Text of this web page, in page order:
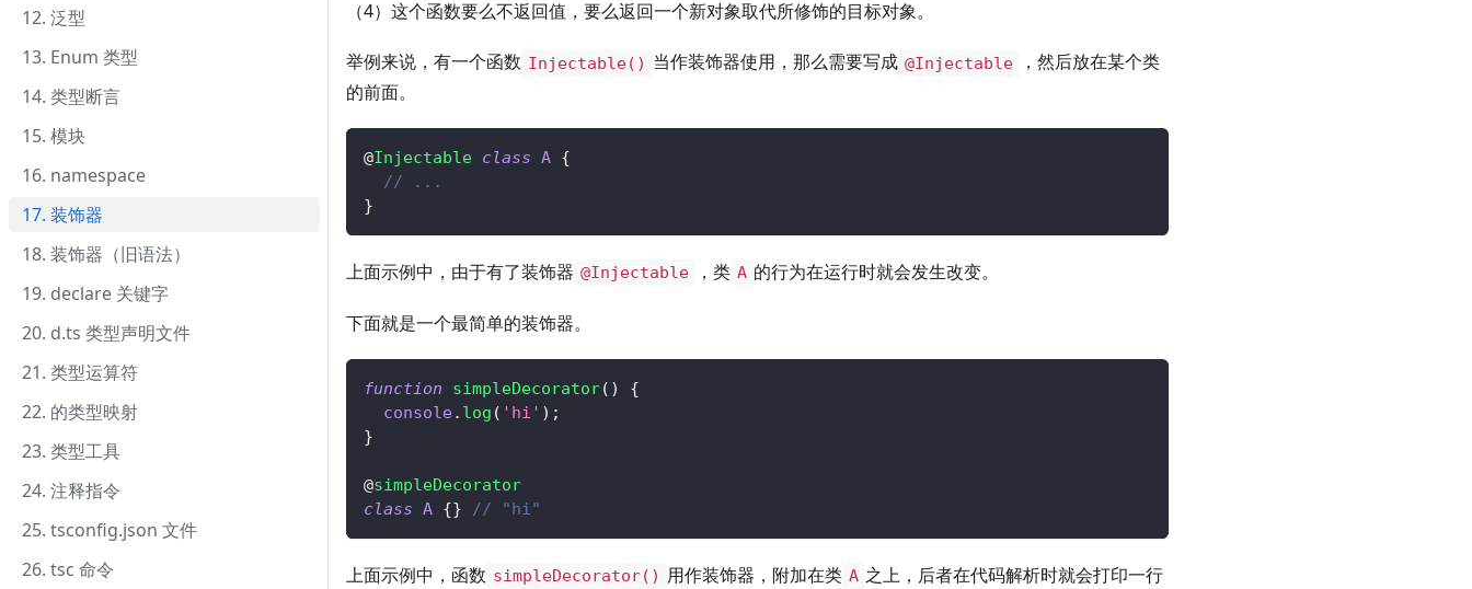
12. 泛型
13. Enum 类型
14. 类型断言
15. 模块
16. namespace
17. 装饰器
18. 装饰器（旧语法）
19. declare 关键字
20. d.ts 类型声明文件
21. 类型运算符
22. 的类型映射
23. 类型工具
24. 注释指令
25. tsconfig.json 文件
26. tsc 命令
（4）这个函数要么不返回值，要么返回一个新对象取代所修饰的目标对象。
举例来说，有一个函数 Injectable() 当作装饰器使用，那么需要写成 @Injectable
，然后放在某个类
的前面。
@Injectable class A {
// ...
}
上面示例中，由于有了装饰器 @Injectable ，类 A 的行为在运行时就会发生改变。
下面就是一个最简单的装饰器。
function simpleDecorator( )
{
console. log ( 'hi' ) ;
}
@simpleDecorator
class A {} // "hi"
上面示例中，函数 simpleDecorator() 用作装饰器，附加在类 A 之上，后者在代码解析时就会打印一行